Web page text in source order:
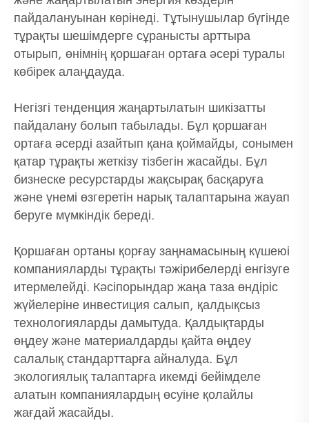
пайдалануынан көрінеді. Тұтынушылар бүгінде
тұрақты шешімдерге сұранысты арттыра
отырып, өнімнің қоршаған ортаға әсері туралы
көбірек алаңдауда.
Негізгі тенденция жаңартылатын шикізатты
пайдалану болып табылады. Бұл қоршаған
ортаға әсерді азайтып қана қоймайды, сонымен
қатар тұрақты жеткізу тізбегін жасайды. Бұл
бизнеске ресурстарды жақсырақ басқаруға
және үнемі өзгеретін нарық талаптарына жауап
беруге мүмкіндік береді.
Қоршаған ортаны қорғау заңнамасының күшеюі
компанияларды тұрақты тәжірибелерді енгізуге
итермелейді. Кәсіпорындар жаңа таза өндіріс
жүйелеріне инвестиция салып, қалдықсыз
технологияларды дамытуда. Қалдықтарды
өңдеу және материалдарды қайта өңдеу
салалық стандарттарға айналуда. Бұл
экологиялық талаптарға икемді бейімделе
алатын компаниялардың өсуіне қолайлы
жағдай жасайды.